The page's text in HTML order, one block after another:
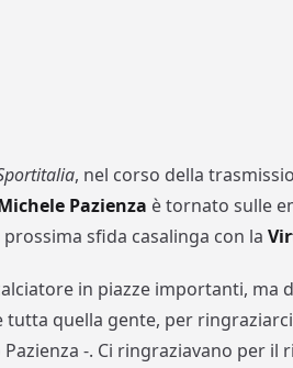
, nel corso della
Pazienza è tornato sulle
sfida casalinga con la
in piazze importanti, ma
tutta quella gente, per
-. Ci ringraziavano per